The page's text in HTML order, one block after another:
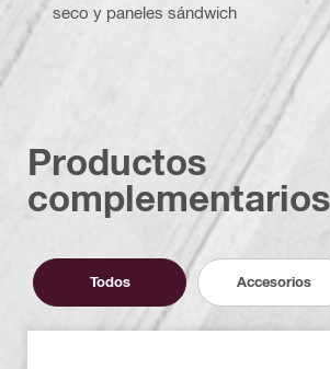
seco y paneles sándwich
Productos
complementarios
Todos Accesorios